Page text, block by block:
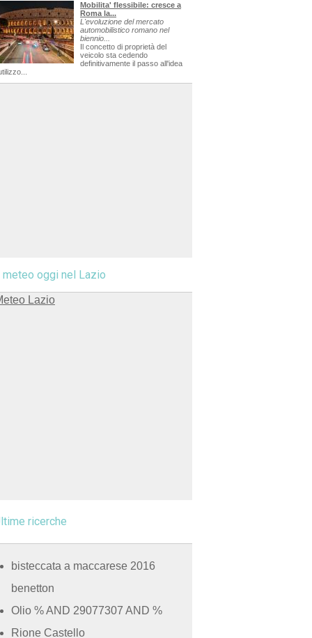
Mobilita' flessibile: cresce a
Roma la...
L'evoluzione del mercato
automobilistico romano nel
biennio...
Il concetto di proprietà del
veicolo sta cedendo
definitivamente il passo all'idea
meteo oggi nel Lazio
ricerche
bisteccata a maccarese 2016
benetton
Olio % AND 29077307 AND %
Rione Castello